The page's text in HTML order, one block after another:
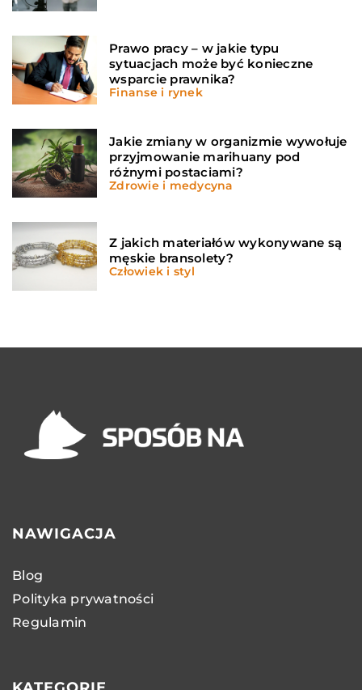
Prawo pracy – w jakie typu
sytuacjach może być konieczne
wsparcie prawnika?
Finanse i rynek
Jakie zmiany w organizmie wywołuje
przyjmowanie marihuany pod
różnymi postaciami?
Zdrowie i medycyna
Z jakich materiałów wykonywane są
męskie bransolety?
Człowiek i styl
NAWIGACJA
Blog
Polityka prywatności
Regulamin